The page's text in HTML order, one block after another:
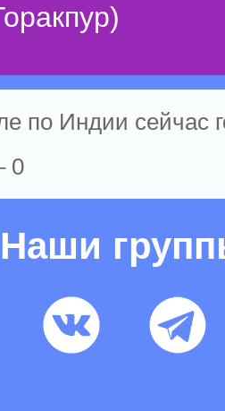
по Индии сейчас
0
Наши